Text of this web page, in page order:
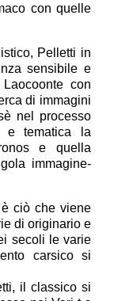
con quelle
Pelletti in
sensibile e
con
di immagini
nel processo
e tematica la
e quella
immagine-
ciò che viene
di originario e
secoli le varie
carsico si
il classico si